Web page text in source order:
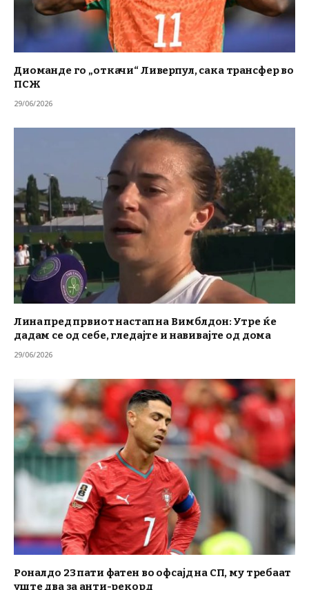
Диоманде го „откачи“ Ливерпул, сака трансфер во
ПСЖ
29/06/2026
Лина пред првиот настап на Вимблдон: Утре ќе
дадам се од себе, гледајте и навивајте од дома
29/06/2026
Роналдо 23 пати фатен во офсајд на СП, му требаат
уште два за анти-рекорд